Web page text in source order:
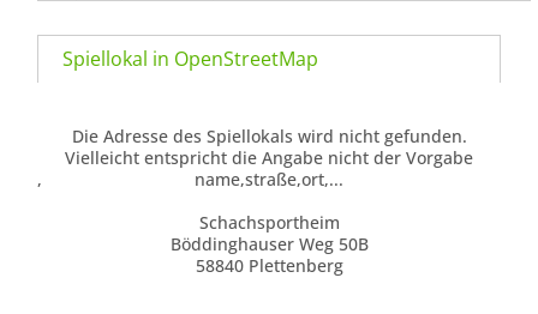
Spiellokal in OpenStreetMap
Die Adresse des Spiellokals wird nicht gefunden.
Vielleicht entspricht die Angabe nicht der Vorgabe
name,straße,ort,...
Schachsportheim
Böddinghauser Weg 50B
58840 Plettenberg
,